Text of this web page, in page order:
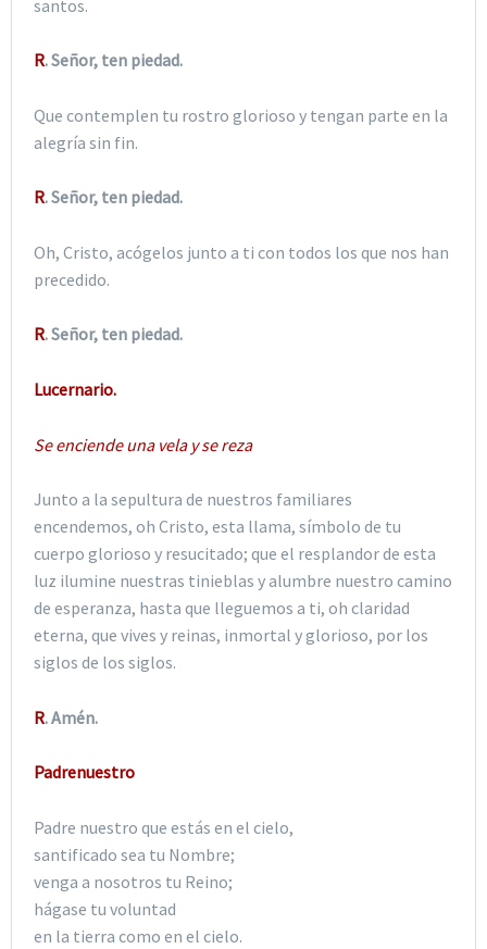
santos.
R. Señor, ten piedad.
Que contemplen tu rostro glorioso y tengan parte en la
alegría sin fin.
R. Señor, ten piedad.
Oh, Cristo, acógelos junto a ti con todos los que nos han
precedido.
R. Señor, ten piedad.
Lucernario.
Se enciende una vela y se reza
Junto a la sepultura de nuestros familiares
encendemos, oh Cristo, esta llama, símbolo de tu
cuerpo glorioso y resucitado; que el resplandor de esta
luz ilumine nuestras tinieblas y alumbre nuestro camino
de esperanza, hasta que lleguemos a ti, oh claridad
eterna, que vives y reinas, inmortal y glorioso, por los
siglos de los siglos.
R. Amén.
Padrenuestro
Padre nuestro que estás en el cielo,
santificado sea tu Nombre;
venga a nosotros tu Reino;
hágase tu voluntad
en la tierra como en el cielo.